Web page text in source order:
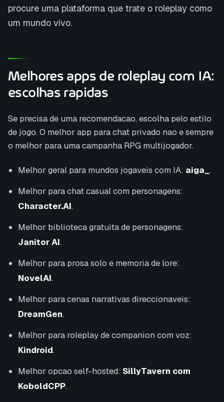
procure uma plataforma que trate o roleplay como
um mundo vivo.
Melhores apps de roleplay com IA:
escolhas rapidas
Se precisa de uma recomendacao, escolha pelo estilo
de jogo. O melhor app para chat privado nao e sempre
o melhor para uma campanha RPG multijogador.
Melhor geral para mundos jogaveis com IA: aiga_ .
Melhor para chat casual com personagens:
Character.AI.
Melhor biblioteca gratuita de personagens:
Janitor AI.
Melhor para prosa solo e memoria de lore:
NovelAI.
Melhor para cenas narrativas direccionaveis:
DreamGen.
Melhor para roleplay de companion com voz:
Kindroid.
Melhor opcao self-hosted: SillyTavern com
KoboldCPP.